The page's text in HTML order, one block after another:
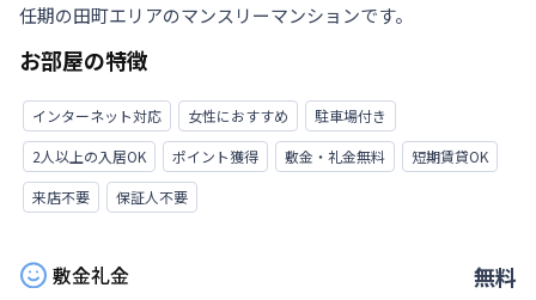
任期の田町エリアのマンスリーマンションです。
お部屋の特徴
インターネット対応 女性におすすめ
駐車場付き
2人以上の入居OK
ポイント獲得 敷金・礼金無料
短期賃貸OK
来店不要
保証人不要
敷金礼金 無料